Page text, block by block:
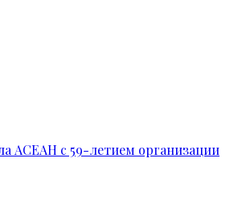
АСЕАН с 59-летием организации